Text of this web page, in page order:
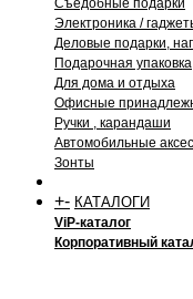
Съедобные подарки
Электроника /
Деловые подарки,
Подарочная упаковка
Для дома и отдыха
Офисные
Ручки , карандаши
Автомобильные
Зонты
+- КАТАЛОГИ
ViP-каталог
Корпоративный